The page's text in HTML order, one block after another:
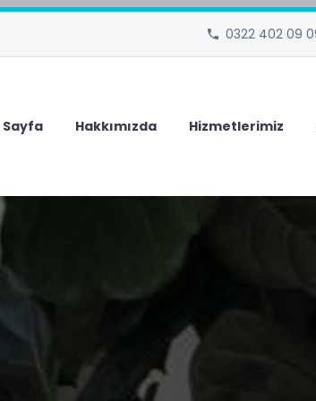
0322 402 09
Sayfa Hakkımızda Hizmetlerimiz